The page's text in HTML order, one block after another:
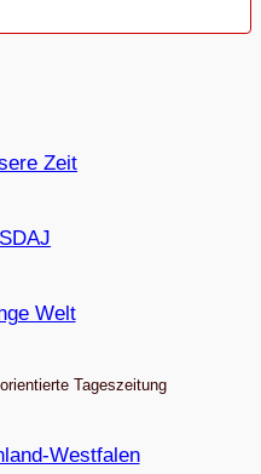
Tageszeitung
Westfalen